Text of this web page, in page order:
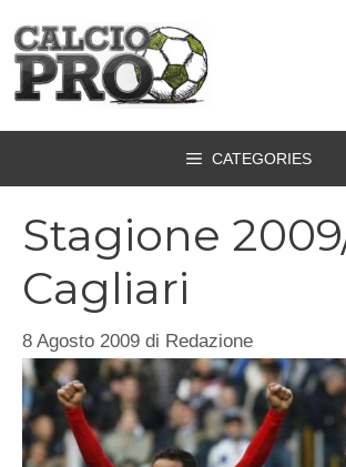
contenuto
CATEGORIES
Stagione
Cagliari
8 Agosto 2009 di Redazione